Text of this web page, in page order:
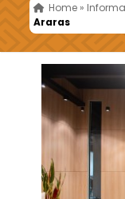
Home »
Araras